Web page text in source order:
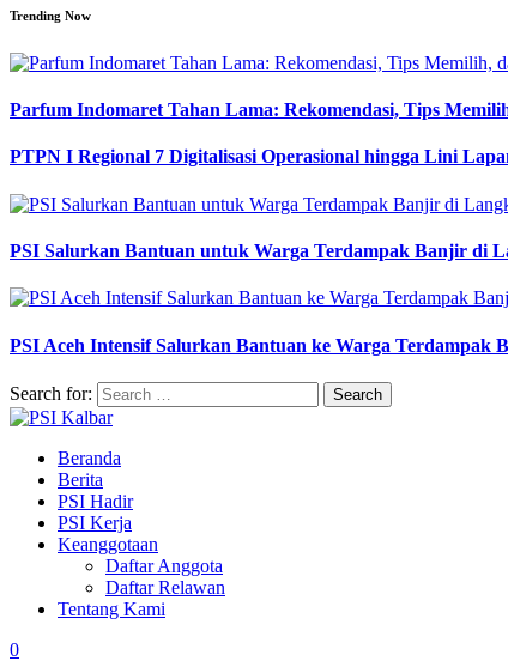
Trending Now
Parfum Indomaret Tahan Lama: Rekomendasi, Tips
PTPN I Regional 7 Digitalisasi Operasional hingga Lini
PSI Salurkan Bantuan untuk Warga Terdampak Banjir di
PSI Aceh Intensif Salurkan Bantuan ke Warga Terdampak
Search for:
Beranda
Berita
PSI Hadir
PSI Kerja
Keanggotaan
Daftar Anggota
Daftar Relawan
Tentang Kami
0